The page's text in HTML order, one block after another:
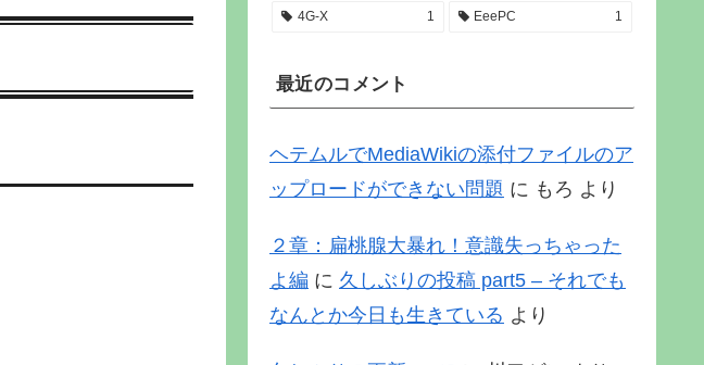
4G-X 1 EeePC 1
最近のコメント
ヘテムルでMediaWikiの添付ファイルのア
ップロードができない問題 に もろ より
２章：扁桃腺大暴れ！意識失っちゃった
よ編 に 久しぶりの投稿 part5 – それでも
なんとか今日も生きている より